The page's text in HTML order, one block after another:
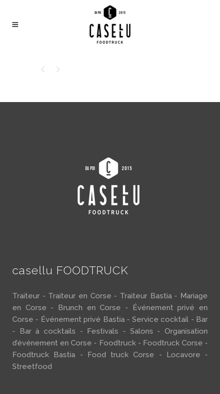
casellu FOODTRUCK
Traiteur - Traiteur en Corse - Traiteur Bastia - Mariage
en Corse - Brunch en Corse - Événement privé en
Corse - Événement privé Bastia - Service cocktail - Bar
- Bar à cocktails - Festivals - Salons - Organisation
d’événement en Corse - Foodtruck - Foodtruck Corse -
Foodtruck Bastia - Food truck Corse - Locavore -
Streetfood